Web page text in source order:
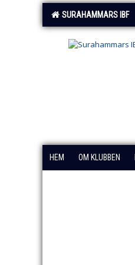
SURAHAMMARS IBF
HEM OM KLUBBEN